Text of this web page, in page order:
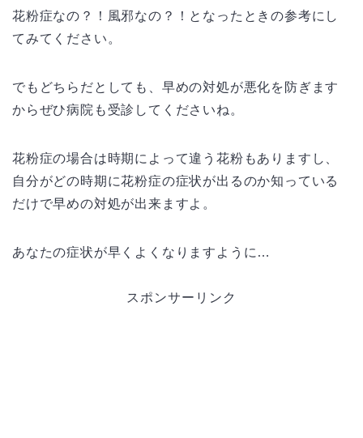
花粉症なの？！風邪なの？！となったときの参考にし
てみてください。
でもどちらだとしても、早めの対処が悪化を防ぎます
からぜひ病院も受診してくださいね。
花粉症の場合は時期によって違う花粉もありますし、
自分がどの時期に花粉症の症状が出るのか知っている
だけで早めの対処が出来ますよ。
あなたの症状が早くよくなりますように…
スポンサーリンク